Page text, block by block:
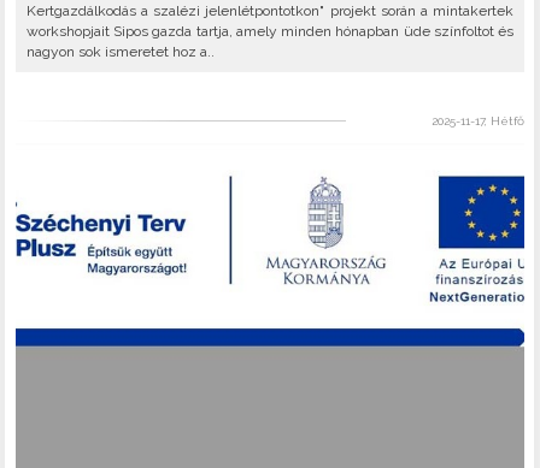
Kertgazdálkodás a szalézi jelenlétpontotkon" projekt során a mintakertek
workshopjait Sipos gazda tartja, amely minden hónapban üde színfoltot és
nagyon sok ismeretet hoz a..
2025-11-17, Hétfő